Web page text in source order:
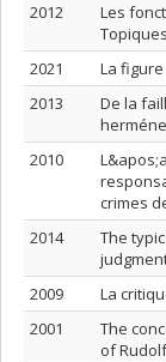
2012
Les
2021
La
2013
De la
2010
crimes
2014
The
2009
La
2001
The
of